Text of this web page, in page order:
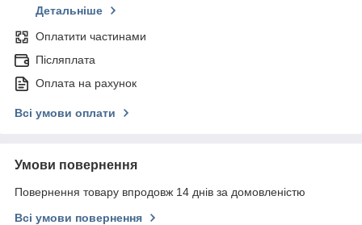
Детальніше
Оплатити частинами
Післяплата
Оплата на рахунок
Всі умови оплати
Умови повернення
Повернення товару впродовж 14 днів за домовленістю
Всі умови повернення